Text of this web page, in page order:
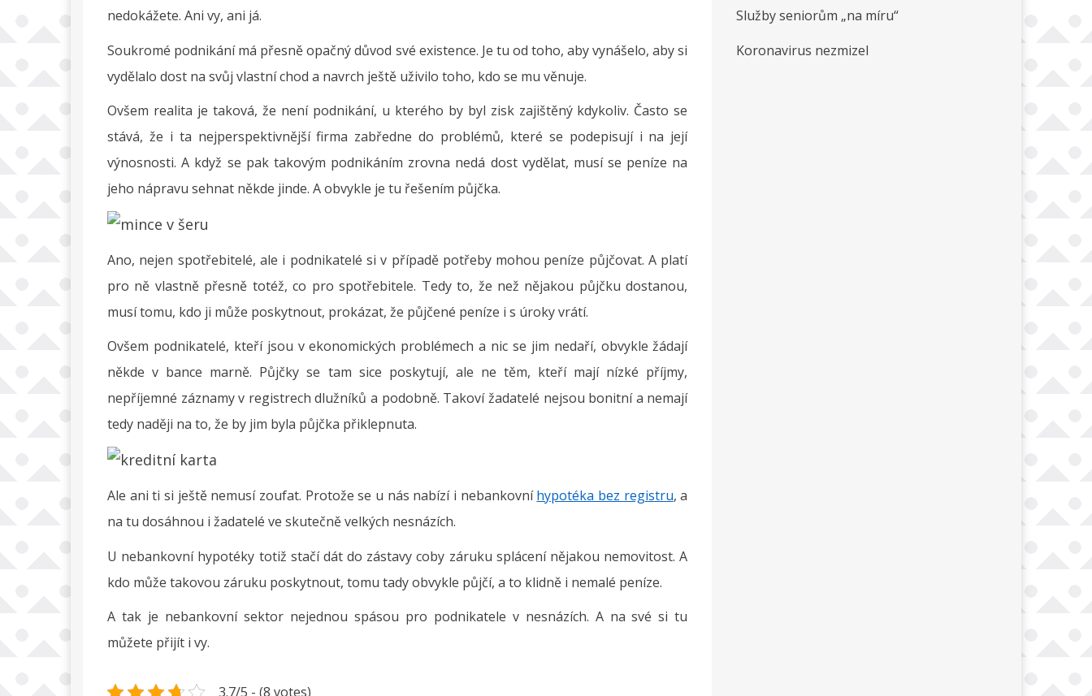
nedokážete. Ani vy, ani já.
Soukromé podnikání má přesně opačný důvod své existence. Je tu od toho, aby vynášelo, aby si
vydělalo dost na svůj vlastní chod a navrch ještě uživilo toho, kdo se mu věnuje.
Ovšem realita je taková, že není podnikání, u kterého by byl zisk zajištěný kdykoliv. Často se
stává, že i ta nejperspektivnější firma zabředne do problémů, které se podepisují i na její
výnosnosti. A když se pak takovým podnikáním zrovna nedá dost vydělat, musí se peníze na
jeho nápravu sehnat někde jinde. A obvykle je tu řešením půjčka.
Ano, nejen spotřebitelé, ale i podnikatelé si v případě potřeby mohou peníze půjčovat. A platí
pro ně vlastně přesně totéž, co pro spotřebitele. Tedy to, že než nějakou půjčku dostanou,
musí tomu, kdo ji může poskytnout, prokázat, že půjčené peníze i s úroky vrátí.
Ovšem podnikatelé, kteří jsou v ekonomických problémech a nic se jim nedaří, obvykle žádají
někde v bance marně. Půjčky se tam sice poskytují, ale ne těm, kteří mají nízké příjmy,
nepříjemné záznamy v registrech dlužníků a podobně. Takoví žadatelé nejsou bonitní a nemají
tedy naději na to, že by jim byla půjčka přiklepnuta.
Ale ani ti si ještě nemusí zoufat. Protože se u nás nabízí i nebankovníhypotéka bez registru, a
na tu dosáhnou i žadatelé ve skutečně velkých nesnázích.
U nebankovní hypotéky totiž stačí dát do zástavy coby záruku splácení nějakou nemovitost. A
kdo může takovou záruku poskytnout, tomu tady obvykle půjčí, a to klidně i nemalé peníze.
A tak je nebankovní sektor nejednou spásou pro podnikatele v nesnázích. A na své si tu
můžete přijít i vy.
3.7/5 - (8 votes)
Služby seniorům „na míru“
Koronavirus nezmizel